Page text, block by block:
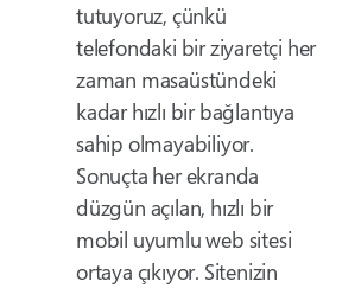
tutuyoruz, çünkü
telefondaki bir ziyaretçi her
zaman masaüstündeki
kadar hızlı bir bağlantıya
sahip olmayabiliyor.
Sonuçta her ekranda
düzgün açılan, hızlı bir
mobil uyumlu web sitesi
ortaya çıkıyor. Sitenizin